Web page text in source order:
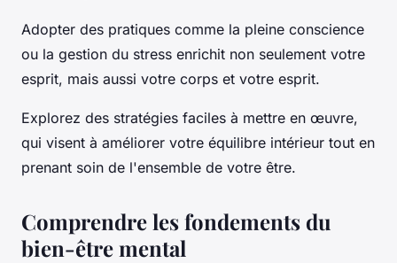
Adopter des pratiques comme la pleine conscience
ou la gestion du stress enrichit non seulement votre
esprit, mais aussi votre corps et votre esprit.
Explorez des stratégies faciles à mettre en œuvre,
qui visent à améliorer votre équilibre intérieur tout en
prenant soin de l'ensemble de votre être.
Comprendre les fondements du
bien-être mental